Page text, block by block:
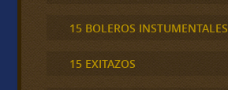
15 BOLEROS INSTUMENTALES
15 EXITAZOS